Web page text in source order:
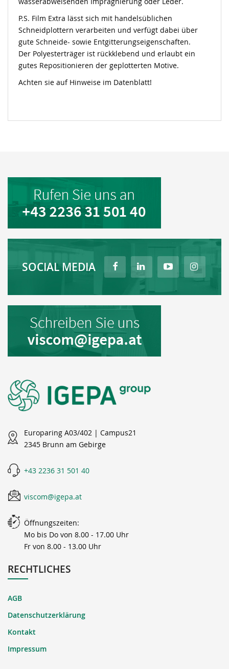
P.S. Film Extra lässt sich mit handelsüblichen
Schneidplottern verarbeiten und verfügt dabei über
gute Schneide- sowie Entgitterungseigenschaften.
Der Polyesterträger ist rückklebend und erlaubt ein
gutes Repositionieren der geplotterten Motive.
Achten sie auf Hinweise im Datenblatt!
SOCIAL MEDIA
Europaring A03/402 | Campus21
2345 Brunn am Gebirge
+43 2236 31 501 40
viscom@igepa.at
Öffnungszeiten:
Mo bis Do von 8.00 - 17.00 Uhr
Fr von 8.00 - 13.00 Uhr
RECHTLICHES
AGB
Datenschutzerklärung
Kontakt
Impressum